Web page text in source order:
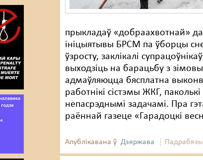
прыкладаў «добраахвотнай»
ініцыятывы БРСМ па ўборцы
ўзросту, заклікалі
выходзіць на барацьбу з
адмаўляюцца бясплатна
работнікі сістэмы ЖКГ,
непасрэднымі задачамі. Пра
раённай газеце «Гарадоцкі
Апублікавана ў Дзяржава